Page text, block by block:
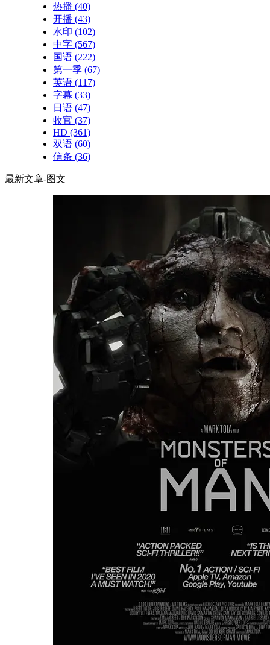
热播 (40)
开播 (43)
水印 (102)
中字 (567)
国语 (222)
第一季 (67)
英语 (117)
字幕 (33)
日语 (47)
收官 (37)
HD (361)
双语 (60)
信条 (36)
最新文章-图文